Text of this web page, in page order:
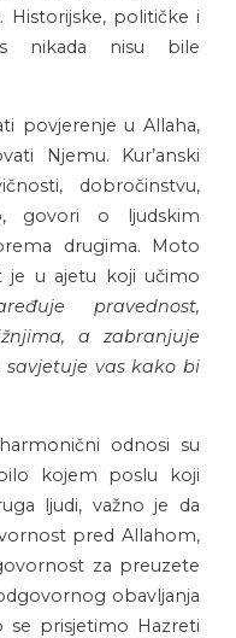
Historijske, političke i
nikada nisu bile
povjerenje u Allaha,
Njemu. Kur’anski
dobročinstvu,
govori o ljudskim
drugima. Moto
je u ajetu koji učimo
pravednost,
a zabranjuje
savjetuje vas kako bi
odnosi su
kojem poslu koji
ljudi, važno je da
pred Allahom,
za preuzete
obavljanja
prisjetimo Hazreti